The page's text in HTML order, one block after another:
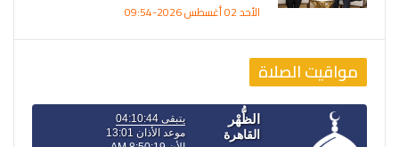
الأحد 02 أغسطس 2026-09:54
مواقيت الصلاة